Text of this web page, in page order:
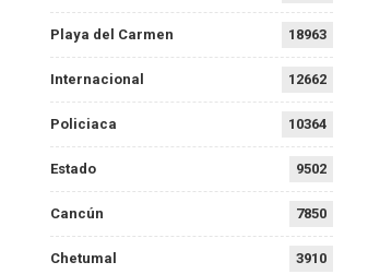
Playa del Carmen 18963
Internacional 12662
Policiaca 10364
Estado 9502
Cancún 7850
Chetumal 3910